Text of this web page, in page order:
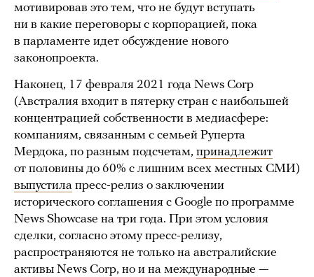
мотивировав это тем, что не будут вступать
ни в какие переговоры с корпорацией, пока
в парламенте идет обсуждение нового
законопроекта.
Наконец, 17 февраля 2021 года News Corp
(Австралия входит в пятерку стран с наибольшей
концентрацией собственности в медиасфере:
компаниям, связанным с семьей Руперта
Мердока, по разным подсчетам, принадлежит
от половины до 60% с лишним всех местных СМИ)
выпустила пресс-релиз о заключении
исторического соглашения с Google по программе
News Showcase на три года. При этом условия
сделки, согласно этому пресс-релизу,
распространяются не только на австралийские
активы News Corp, но и на международные —